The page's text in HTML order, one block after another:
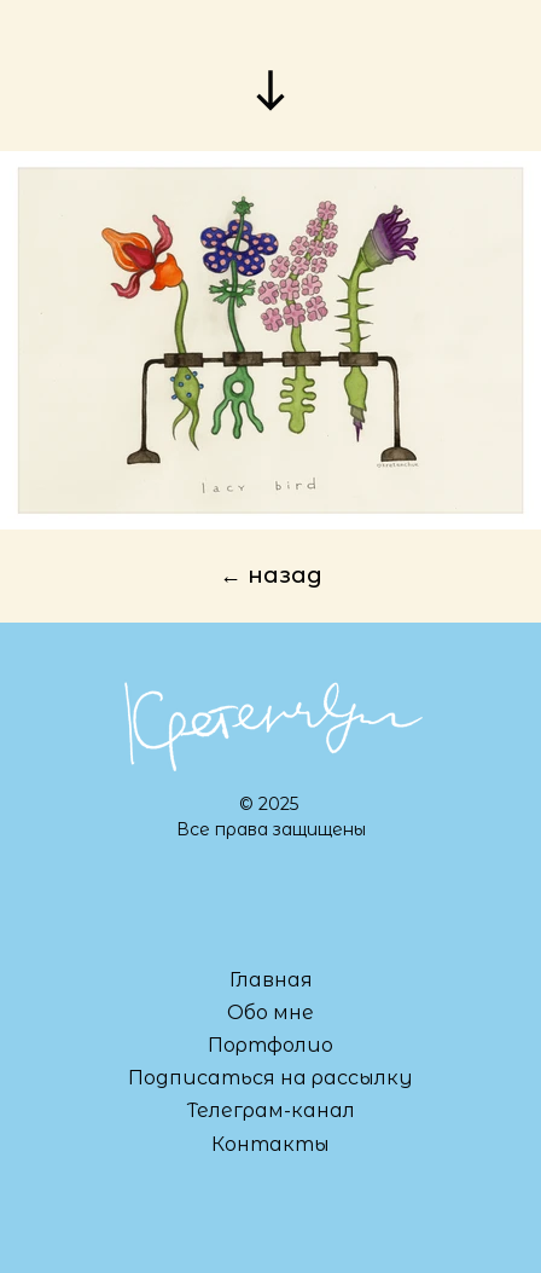
← назад
© 2025
Все права защищены
Главная
Обо мне
Портфолио
Подписаться на рассылку
Телеграм-канал
Контакты